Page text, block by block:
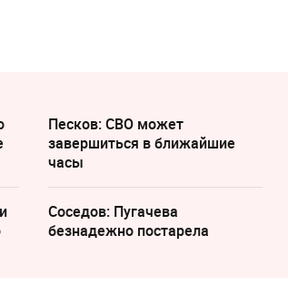
Песков: СВО может
завершиться в ближайшие
часы
Соседов: Пугачева
безнадежно постарела